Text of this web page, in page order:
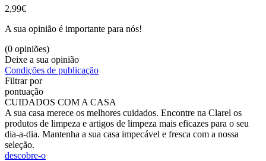
2,99€
A sua opinião é importante para nós!
(0 opiniões)
Deixe a sua opinião
Condições de publicação
Filtrar por
pontuação
CUIDADOS COM A CASA
A sua casa merece os melhores cuidados. Encontre na Clarel os
produtos de limpeza e artigos de limpeza mais eficazes para o seu
dia-a-dia. Mantenha a sua casa impecável e fresca com a nossa
seleção.
descobre-o